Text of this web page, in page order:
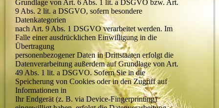
Grundlage von Art. 6 Abs. 1 lit. a DSGVO bzw. Art.
9 Abs. 2 lit. a DSGVO, sofern besondere
Datenkategorien
nach Art. 9 Abs. 1 DSGVO verarbeitet werden. Im
Falle einer ausdrücklichen Einwilligung in die
Übertragung
personenbezogener Daten in Drittstaaten erfolgt die
Datenverarbeitung außerdem auf Grundlage von Art.
49 Abs. 1 lit. a DSGVO. Sofern Sie in die
Speicherung von Cookies oder in den Zugriff auf
Informationen in
Ihr Endgerät (z. B. via Device-Fingerprinting)